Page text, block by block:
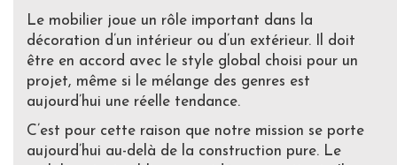
Le mobilier joue un rôle important dans la
décoration d’un intérieur ou d’un extérieur. Il doit
être en accord avec le style global choisi pour un
projet, même si le mélange des genres est
aujourd’hui une réelle tendance.
C’est pour cette raison que notre mission se porte
aujourd’hui au-delà de la construction pure. Le